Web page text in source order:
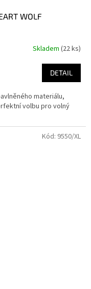
WOLF
Skladem (22 ks)
DETAIL
materiálu,
volbu pro volný
Kód: 9550/XL